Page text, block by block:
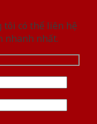
tôi có thể liên hệ
nhanh nhất.